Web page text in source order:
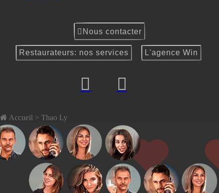
Nous contacter
Restaurateurs: nos services L'agence Win
Accueil > Thao Ly